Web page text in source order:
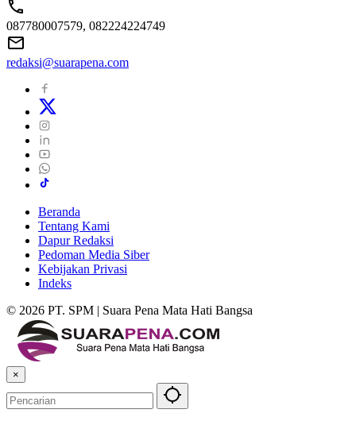
087780007579, 082224224749
redaksi@suarapena.com
Beranda
Tentang Kami
Dapur Redaksi
Pedoman Media Siber
Kebijakan Privasi
Indeks
© 2026 PT. SPM | Suara Pena Mata Hati Bangsa
×